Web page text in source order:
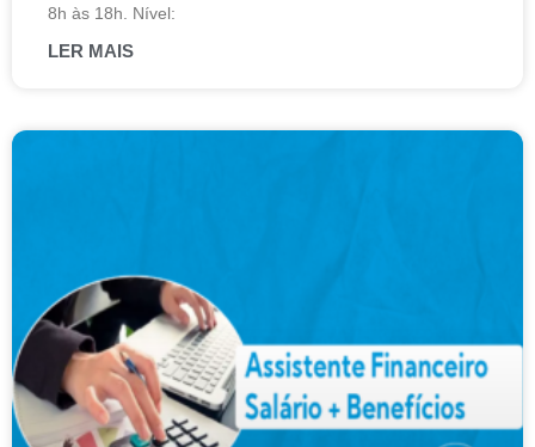
8h às 18h. Nível:
LER MAIS